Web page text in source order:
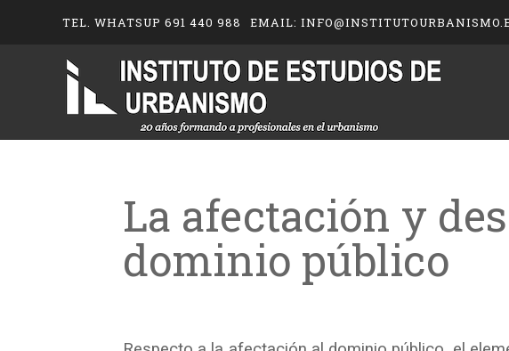
TEL. WHATSUP 691 440 988 EMAIL:
La afectación y
dominio público